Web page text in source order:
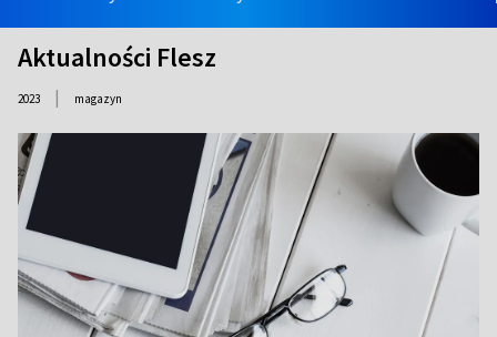
Aktualności Flesz
2023 | magazyn